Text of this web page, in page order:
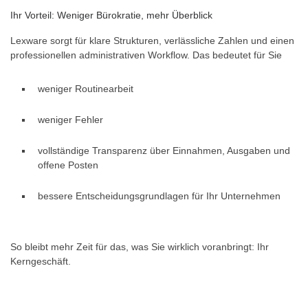
Ihr Vorteil: Weniger Bürokratie, mehr Überblick
Lexware sorgt für klare Strukturen, verlässliche Zahlen und einen
professionellen administrativen Workflow. Das bedeutet für Sie
weniger Routinearbeit
weniger Fehler
vollständige Transparenz über Einnahmen, Ausgaben und
offene Posten
bessere Entscheidungsgrundlagen für Ihr Unternehmen
So bleibt mehr Zeit für das, was Sie wirklich voranbringt: Ihr
Kerngeschäft.